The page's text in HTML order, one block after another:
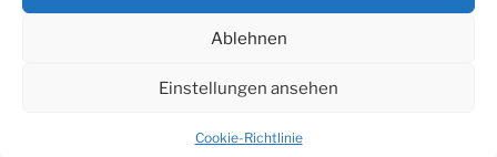
Ablehnen
Einstellungen ansehen
Cookie-Richtlinie